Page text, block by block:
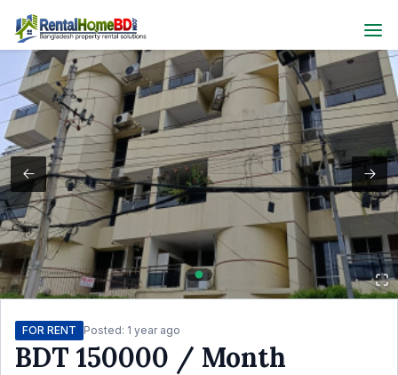
FOR RENT Posted: 1 year ago
BDT 150000 / Month